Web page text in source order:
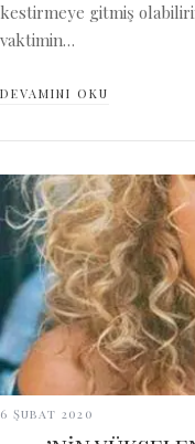
kestirmeye gitmiş
vaktimin…
DEVAMINI OKU
6 Şubat 2020